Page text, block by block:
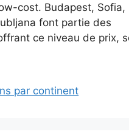
cost. Budapest, Sofia,
font partie des
ce niveau de prix,
par continent